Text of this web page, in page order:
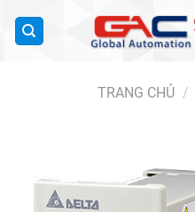
qua
TRANG CHỦ /